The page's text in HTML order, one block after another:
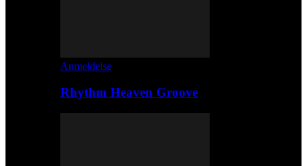
Anmeldelse
Rhythm Heaven Groove